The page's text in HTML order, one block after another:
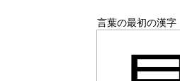
言葉の最初の漢字